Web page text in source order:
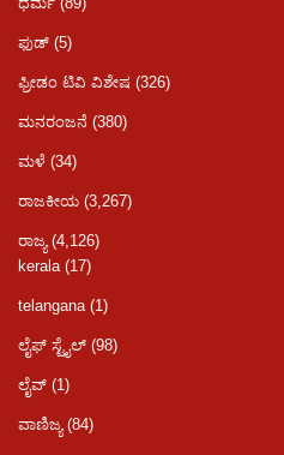
ಫುಡ್​​ (5)
ಫ್ರೀಡಂ ಟಿವಿ ವಿಶೇಷ (326)
ಮನರಂಜನೆ (380)
ಮಳೆ (34)
ರಾಜಕೀಯ (3,267)
ರಾಜ್ಯ(4,126)
kerala(17)
telangana(1)
ಲೈಫ್ ಸ್ಟೈಲ್ (98)
ಲೈವ್ (1)
ವಾಣಿಜ್ಯ(84)